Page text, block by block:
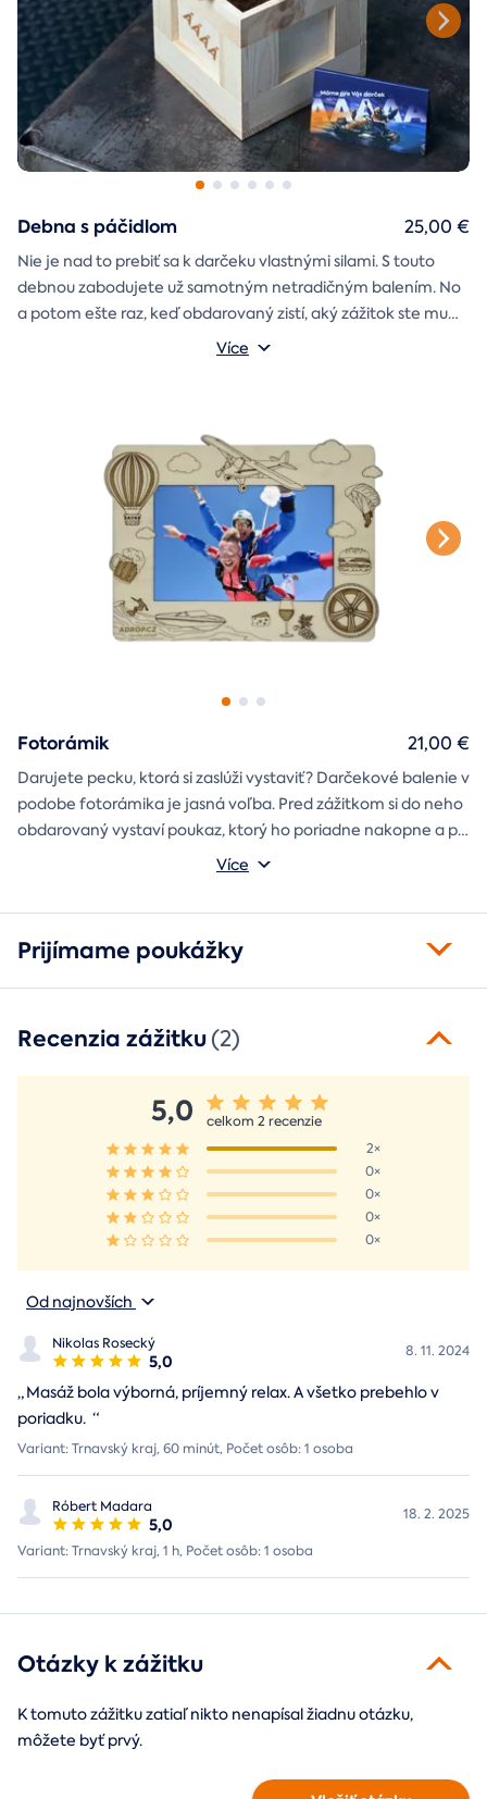
Debna s páčidlom
Nie je nad to prebiť sa k darčeku vlastnými silami. S touto
debnou zabodujete už samotným netradičným balením. No
a potom ešte raz, keď obdarovaný zistí, aký zážitok ste mu
darčekovú skladačku
Vonkajšie rozmery: 20 × 20 × 20 cm
Více
25,00 €
Fotorámik
Darujete pecku, ktorá si zaslúži vystaviť? Darčekové balenie v
podobe fotorámika je jasná voľba. Pred zážitkom si do neho
obdarovaný vystaví poukaz, ktorý ho poriadne nakopne a po
absolvovaní tam poputuje fotka zo zážitku, ktorá pri každom
Môžete vybrať z motívov balónový, tunelový a univerzálny
Více
21,00 €
Prijímame poukážky
Recenzia zážitku(2)
5,0
celkom 2 recenzie
2×
0×
0×
0×
0×
Od najnovších
Nikolas Rosecký
5,0 8. 11. 2024
„Masáž bola výborná, príjemný relax. A všetko prebehlo v
poriadku. “
Variant: Trnavský kraj, 60 minút, Počet osôb: 1 osoba
Róbert Madara
5,0 18. 2. 2025
Variant: Trnavský kraj, 1 h, Počet osôb: 1 osoba
Otázky k zážitku
K tomuto zážitku zatiaľ nikto nenapísal žiadnu otázku,
môžete byť prvý.